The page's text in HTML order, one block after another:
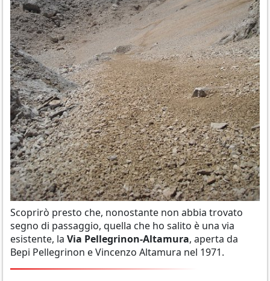
Scoprirò presto che, nonostante non abbia trovato
segno di passaggio, quella che ho salito è una via
esistente, la Via Pellegrinon-Altamura, aperta da
Bepi Pellegrinon e Vincenzo Altamura nel 1971.